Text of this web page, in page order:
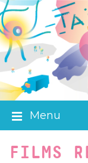
Skip
to
content
Skip
to
main
navigation
Skip
to
footer
Menu
FILMS